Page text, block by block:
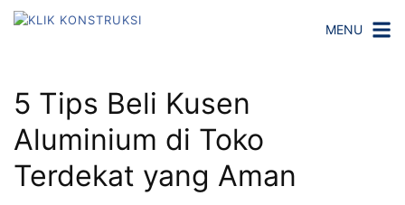
Langsung
MENU
5 Tips Beli Kusen
Aluminium di Toko
Terdekat yang Aman